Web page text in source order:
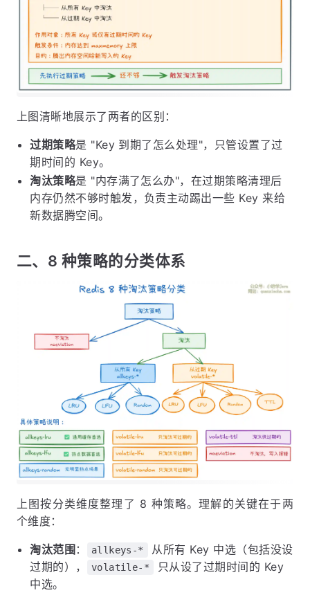
上图清晰地展示了两者的区别：
过期策略是 "Key 到期了怎么处理"，只管设置了过
期时间的 Key。
淘汰策略是 "内存满了怎么办"，在过期策略清理后
内存仍然不够时触发，负责主动踢出一些 Key 来给
新数据腾空间。
二、8 种策略的分类体系
上图按分类维度整理了 8 种策略。理解的关键在于两
个维度：
淘汰范围 ： allkeys-*
从所有 Key 中选（包括没设
过期的），
volatile-*
只从设了过期时间的 Key
中选。